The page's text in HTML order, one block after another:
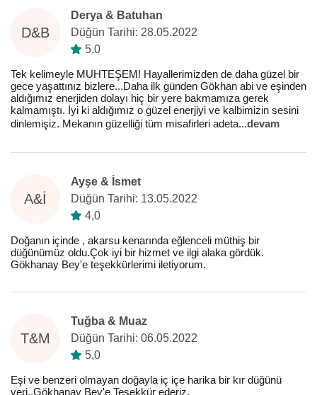
D&B
Derya & Batuhan
Düğün Tarihi: 28.05.2022
5,0
Tek kelimeyle MUHTEŞEM! Hayallerimizden de daha güzel bir
gece yaşattınız bizlere...Daha ilk günden Gökhan abi ve eşinden
aldığımız enerjiden dolayı hiç bir yere bakmamıza gerek
kalmamıştı. İyi ki aldığımız o güzel enerjiyi ve kalbimizin sesini
dinlemişiz. Mekanın güzelliği tüm misafirleri adeta...devam
A&İ
Ayşe & İsmet
Düğün Tarihi: 13.05.2022
4,0
Doğanın içinde , akarsu kenarında eğlenceli müthiş bir
düğünümüz oldu.Çok iyi bir hizmet ve ilgi alaka gördük.
Gökhanay Bey'e teşekkürlerimi iletiyorum.
T&M
Tuğba & Muaz
Düğün Tarihi: 06.05.2022
5,0
Eşi ve benzeri olmayan doğayla iç içe harika bir kır düğünü
yeri..Gökhanay Bey'e Teşekkür ederiz.